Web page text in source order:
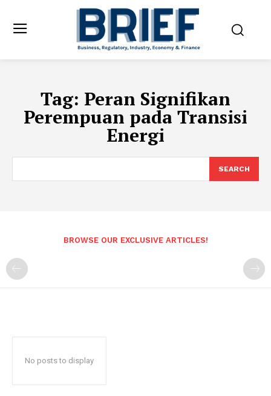
Tag: Peran Signifikan
Perempuan pada Transisi
Energi
SEARCH
BROWSE OUR EXCLUSIVE ARTICLES!
No posts to display